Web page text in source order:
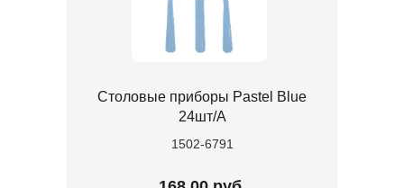
Столовые приборы Pastel Blue
24шт/A
1502-6791